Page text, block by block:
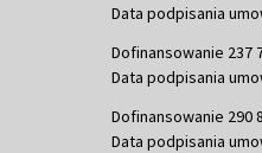
Data podpisania
Dofinansowanie 237
Data podpisania
Dofinansowanie 290
Data podpisania